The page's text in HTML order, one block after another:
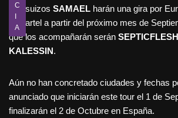
C
I
A
Los suizos SAMAEL harán una gira por
de cartel a partir del próximo mes de
que los acompañarán serán SEPTICFLESH
KALESSIN.
Aún no han concretado ciudades y fechas
anunciado que iniciarán este tour el 1 de
finalizarán el 2 de Octubre en España.